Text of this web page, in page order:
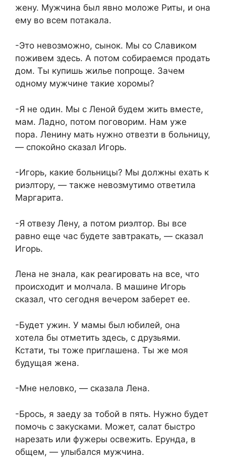
жену. Мужчина был явно моложе Риты, и она
ему во всем потакала.
-Это невозможно, сынок. Мы со Славиком
поживем здесь. А потом собираемся продать
дом. Ты купишь жилье попроще. Зачем
одному мужчине такие хоромы?
-Я не один. Мы с Леной будем жить вместе,
мам. Ладно, потом поговорим. Нам уже
пора. Ленину мать нужно отвезти в больницу,
— спокойно сказал Игорь.
-Игорь, какие больницы? Мы должны ехать к
риэлтору, — также невозмутимо ответила
Маргарита.
-Я отвезу Лену, а потом риэлтор. Вы все
равно еще час будете завтракать, — сказал
Игорь.
Лена не знала, как реагировать на все, что
происходит и молчала. В машине Игорь
сказал, что сегодня вечером заберет ее.
-Будет ужин. У мамы был юбилей, она
хотела бы отметить здесь, с друзьями.
Кстати, ты тоже приглашена. Ты же моя
будущая жена.
-Мне неловко, — сказала Лена.
-Брось, я заеду за тобой в пять. Нужно будет
помочь с закусками. Может, салат быстро
нарезать или фужеры освежить. Ерунда, в
общем, — улыбался мужчина.